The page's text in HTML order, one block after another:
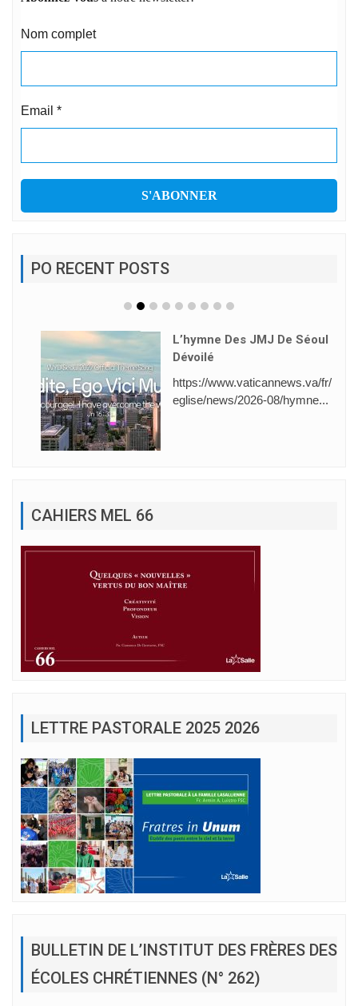
Nom complet
Email *
PO RECENT POSTS
L’hymne Des JMJ De Séoul
Dévoilé
https://www.vaticannews.va/fr/
eglise/news/2026-08/hymne...
CAHIERS MEL 66
LETTRE PASTORALE 2025 2026
BULLETIN DE L’INSTITUT DES FRÈRES DES
ÉCOLES CHRÉTIENNES (N° 262)